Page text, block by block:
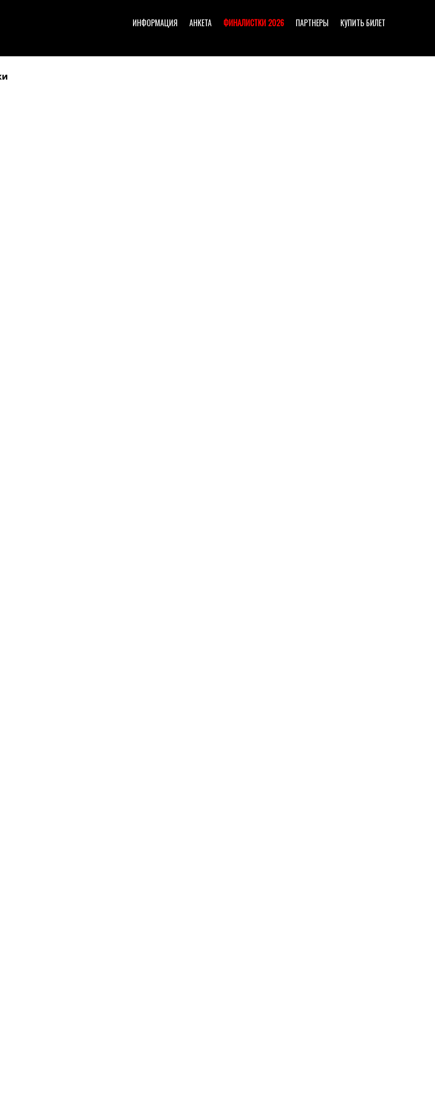
ИНФОРМАЦИЯ АНКЕТА ФИНАЛИСТКИ 2026 ПАРТНЕРЫ КУПИТЬ БИЛЕТ